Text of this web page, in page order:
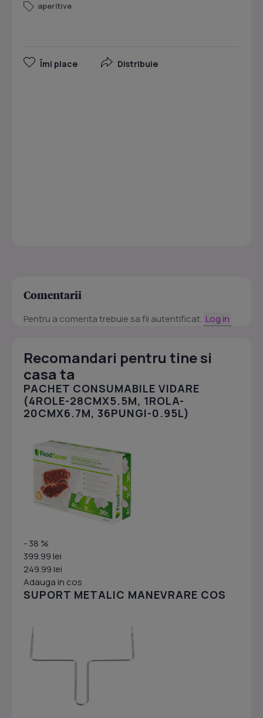
aperitive
Îmi place Distribuie
Comentarii
Pentru a comenta trebuie sa fii autentificat. Log in
Recomandari pentru tine si
casa ta
PACHET CONSUMABILE VIDARE
(4ROLE-28CMX5.5M, 1ROLA-
20CMX6.7M, 36PUNGI-0.95L)
- 38 %
399.99 lei
249.99 lei
Adauga in cos
SUPORT METALIC MANEVRARE COS